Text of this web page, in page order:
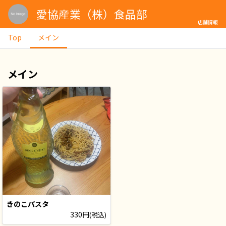
愛協産業（株）食品部 店舗情報
Top メイン
メイン
きのこパスタ
330円(税込)